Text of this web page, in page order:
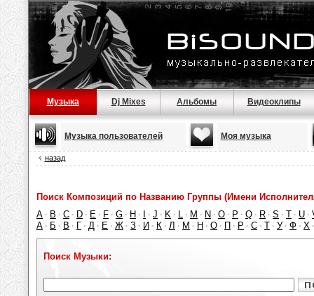
Музыка Dj Mixes Альбомы Видеоклипы
Музыка пользователей Моя музыка
назад
Поиск Композиций по Названию Группы (Имени
A · B · C · D · E · F · G · H · · J · K · L · M · N · O · P · Q · R · S · T · U ·
А · Б · В · Г · Д · Е · Ж · З · И · К · Л · М · Н · О · П · Р · С · Т · У · Ф · Х
Поиск Музыки: